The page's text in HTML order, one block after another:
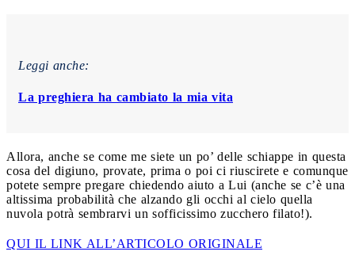
Leggi anche:
La preghiera ha cambiato la mia vita
Allora, anche se come me siete un po’ delle schiappe in questa
cosa del digiuno, provate, prima o poi ci riuscirete e comunque
potete sempre pregare chiedendo aiuto a Lui (anche se c’è una
altissima probabilità che alzando gli occhi al cielo quella
nuvola potrà sembrarvi un sofficissimo zucchero filato!).
QUI IL LINK ALL’ARTICOLO ORIGINALE